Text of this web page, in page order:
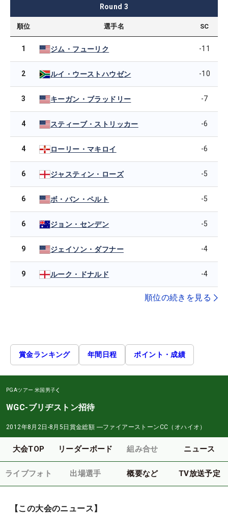
Round 3
順位 選手名 SC
1 ジム・フューリク -11
2 ルイ・ウーストハウゼン -10
3 キーガン・ブラッドリー -7
4 スティーブ・ストリッカー -6
4 ローリー・マキロイ -6
6 ジャスティン・ローズ -5
6 ボ・バン・ペルト -5
6 ジョン・センデン -5
9 ジェイソン・ダフナー -4
9 ルーク・ドナルド -4
順位の続きを見る
賞金ランキング 年間日程 ポイント・成績
PGAツアー 米国男子
WGC-ブリヂストン招待
2012年8月2日-8月5日 賞金総額 ―ファイアーストーンCC（オハイオ）
大会TOP リーダーボード 組み合せ ニュース
ライブフォト 出場選手 概要など TV放送予定
【この大会のニュース】